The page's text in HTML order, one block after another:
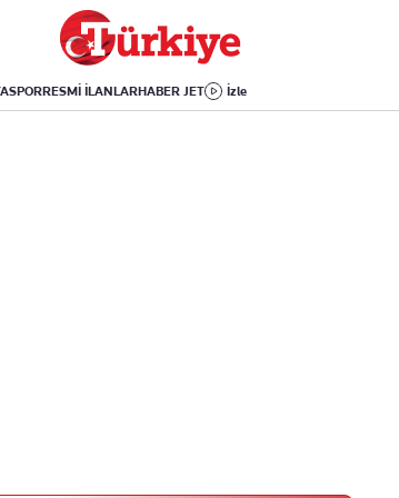
SPORRESMİ İLANLARHABER JET İzle
Yaşam
Sağlık
Yemek
Kitap